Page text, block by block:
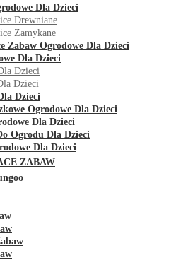
Dla Dzieci
Drewniane
Zamykane
Zabaw Ogrodowe Dla Dzieci
Dla Dzieci
Dzieci
Dzieci
Dzieci
Ogrodowe Dla Dzieci
Dla Dzieci
Ogrodu Dla Dzieci
Dla Dzieci
ZABAW